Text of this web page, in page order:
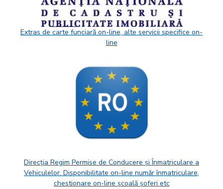
Extras de carte funciară on-line, alte servicii specifice on-
line
Direcția Regim Permise de Conducere și Înmatriculare a
Vehiculelor. Disponibilitate on-line număr înmatriculare,
chestionare on-line școală șoferi etc